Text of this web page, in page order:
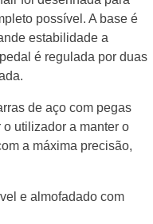
possível. A base é
estabilidade a
é regulada por duas
de aço com pegas
utilizador a manter o
a máxima precisão,
e almofadado com